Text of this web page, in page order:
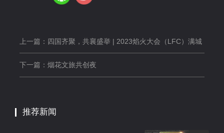
上一篇：四国齐聚，共襄盛举 | 2023焰火大会（LFC）满城
烟花..
下一篇：烟花文旅共创夜
推荐新闻